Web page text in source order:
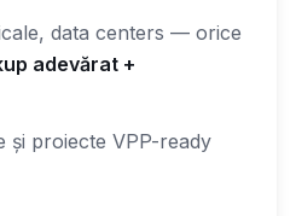
data centers — orice
adevărat +
și proiecte VPP-ready